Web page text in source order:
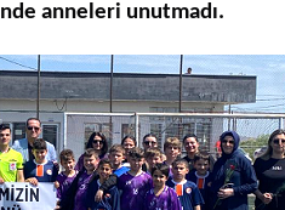
anneleri unutmadı.